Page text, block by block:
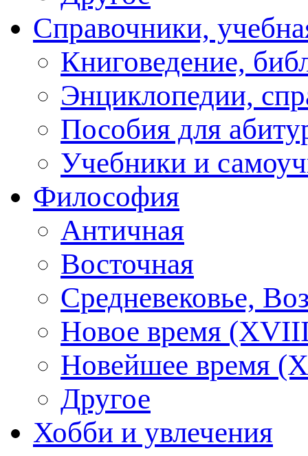
Справочники,
Книговедение,
Энциклопедии,
Пособия для
Учебники и
Философия
Античная
Восточная
Средневековье,
Новое время
Новейшее время
Другое
Хобби и увлечения